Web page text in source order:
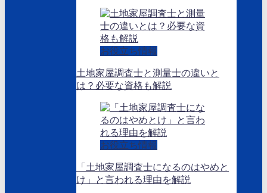
お役立ち情報
土地家屋調査士と測量士の違いと
は？必要な資格も解説
お役立ち情報
「土地家屋調査士になるのはやめと
け」と言われる理由を解説